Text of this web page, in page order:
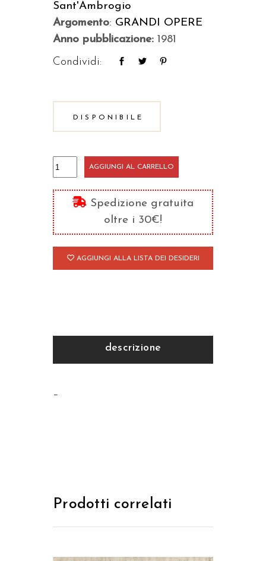
Sant'Ambrogio
Argomento: GRANDI OPERE
Anno pubblicazione: 1981
Condividi:
DISPONIBILE
Le
due
apologie
di
David
quantità
AGGIUNGI AL CARRELLO
Spedizione gratuita
oltre i 30€!
AGGIUNGI ALLA LISTA DEI DESIDERI
descrizione
–
Prodotti correlati